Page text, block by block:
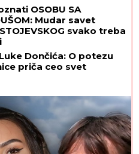
OSOBU SA
Mudar savet
svako treba
Dončića: O potezu
priča ceo svet